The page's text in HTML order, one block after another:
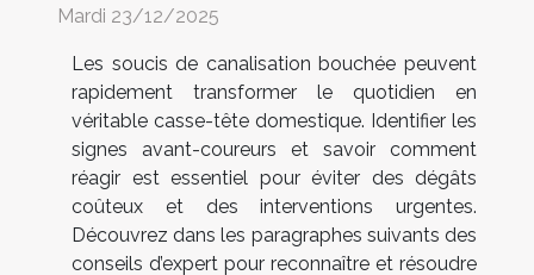
Mardi 23/12/2025
Les soucis de canalisation bouchée peuvent
rapidement transformer le quotidien en
véritable casse-tête domestique. Identifier les
signes avant-coureurs et savoir comment
réagir est essentiel pour éviter des dégâts
coûteux et des interventions urgentes.
Découvrez dans les paragraphes suivants des
conseils d’expert pour reconnaître et résoudre